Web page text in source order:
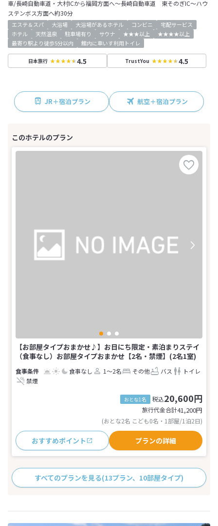
車/長崎自動車道・大村ICから福岡方面へ～長崎自動車道 東そのぎIC～ハウ
ステンボス方面へ約30分
エステ＆スパ 大浴場 大浴場があるホテル コンビニ
宅配サービス
ホテル
天然温泉 駐車場有り サウナ ★★★以上
★★★★以上
最寄り駅より徒歩5分以内
館内に車いす利用トイレ
日本旅行 4.5 TrustYou 4.5
JR＋宿泊プラン 航空＋宿泊プラン
【お部屋タイプおまかせ♪】お日にち限定・素泊まりステイ
（食事なし）お部屋タイプおまかせ【2名・禁煙】(2名1室)
食事なし 1～2名 その他 バス
トイレ
禁煙
おとな1名 税込20,600円
旅行代金合計41,200円
(おとな2名 こども0名・1部屋/1泊2日)
おすすめポイント プランの詳細
すべてのプランを見る(13プラン、10部屋タイプ)